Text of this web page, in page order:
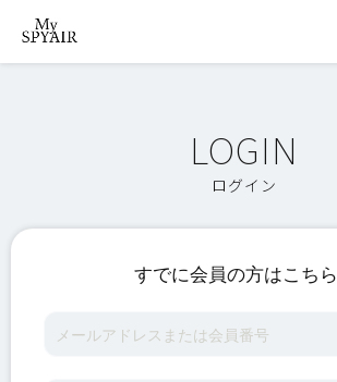
ログイン
すでに会員の方はこちら